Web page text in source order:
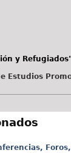
y
Estudios